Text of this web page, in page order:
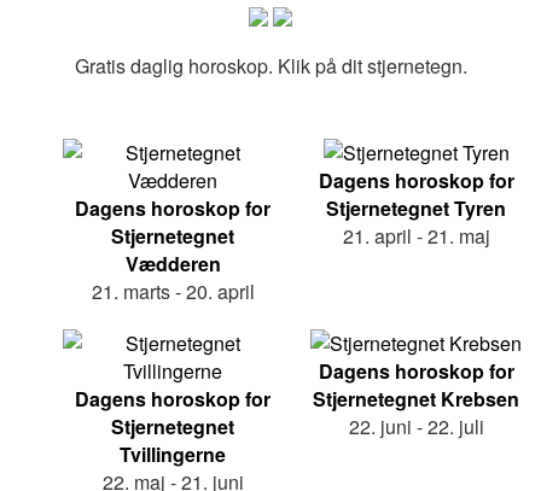
Gratis daglig horoskop. Klik på dit stjernetegn.
Dagens horoskop for
Stjernetegnet
Vædderen
21. marts - 20. april
Dagens horoskop for
Stjernetegnet Tyren
21. april - 21. maj
Dagens horoskop for
Stjernetegnet
Tvillingerne
22. maj - 21. juni
Dagens horoskop for
Stjernetegnet Krebsen
22. juni - 22. juli